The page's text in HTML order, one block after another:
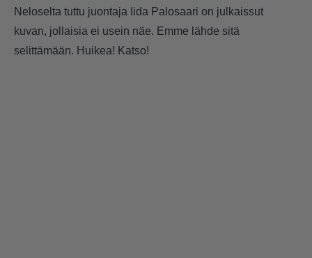
Neloselta tuttu juontaja Iida Palosaari on julkaissut
kuvan, jollaisia ei usein näe. Emme lähde sitä
selittämään. Huikea! Katso!